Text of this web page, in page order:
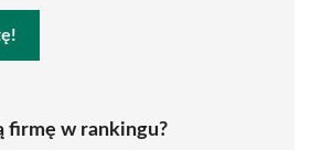
firmę w rankingu?